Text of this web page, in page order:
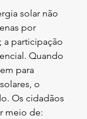
solar não
por
a participação
Quando
para
o
Os cidadãos
meio de: